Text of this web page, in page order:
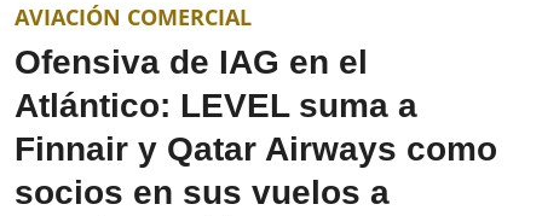
AVIACIÓN COMERCIAL
Ofensiva de IAG en el
Atlántico: LEVEL suma a
Finnair y Qatar Airways como
socios en sus vuelos a